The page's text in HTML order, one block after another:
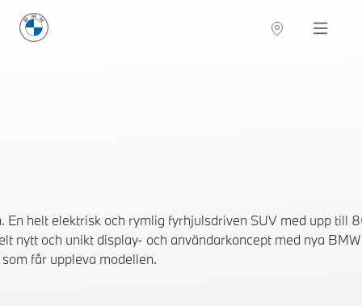
BMW Sverige Navigation
En helt elektrisk och rymlig fyrhjulsdriven SUV med upp till
nytt och unikt display- och användarkoncept med nya
får uppleva modellen.